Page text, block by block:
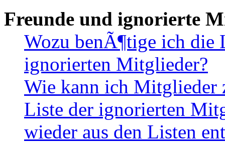
Freunde und ignorierte
Wozu benÃ¶tige ich die
ignorierten Mitglieder?
Wie kann ich Mitglieder
Liste der ignorierten
wieder aus den Listen